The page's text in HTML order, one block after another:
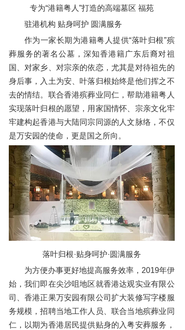
专为“港籍粤人”打造的高端墓区 福苑
驻港机构 贴身呵护 圆满服务
作为一家长期为港籍粤人提供“落叶归根”殡
葬服务的著名公墓，深知香港籍广东后裔对祖
国、对家乡、对宗亲的依恋，尤其是对待祖先的
身后事，入土为安、叶落归根始终是他们挥之不
去的情结。联合香港殡葬业同仁，帮助港籍粤人
实现落叶归根的愿望，用家国情怀、宗亲文化牢
牢建构起香港与大陆同宗同源的人文脉络，不仅
是万安园的使命，更是国之所向。
落叶归根·贴身呵护·圆满服务
为方便办事更好地提高服务效率，2019年伊
始，我们即在尖沙咀地区就香港达观实业有限公
司、香港正果万安园有限公司扩大装修写字楼服
务规模，招聘当地工作人员、联合当地殡葬业同
仁，以期为香港居民提供贴身的入粤安葬服务，